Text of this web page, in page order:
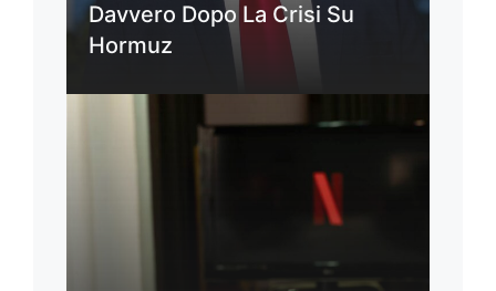
Davvero Dopo La Crisi Su
Hormuz